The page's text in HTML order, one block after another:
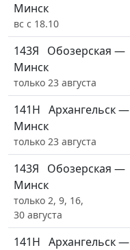
Минск
вс с 18.10
143Я
Обозерская —
Минск
только 23 августа
141Н Архангельск —
Минск
только 23 августа
143Я
Обозерская —
Минск
только 2, 9, 16,
30 августа
141Н Архангельск —